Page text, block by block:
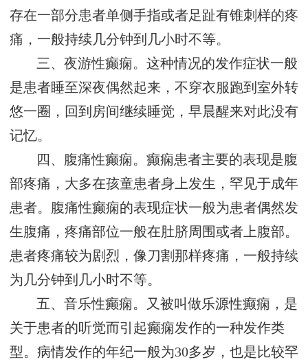
存在一部分患者单侧手指或者足趾有锥刺样的疼
痛，一般持续几分钟到几小时不等。
三、夜游性癫痫。这种情况的发作症状一般
是患者睡至深夜偶然起来，不穿衣服跑到室外转
悠一圈，回到房间继续睡觉，早晨醒来对此没有
记忆。
四、腹痛性癫痫。癫痫患者主要的表现是腹
部疼痛，大多在孩童患者身上发生，罕见于成年
患者。腹痛性癫痫的表现症状一般为患者偶然发
生腹痛，疼痛部位一般在肚脐周围或者上腹部。
患者疼痛较为剧烈，像刀割那样疼痛，一般持续
为几分钟到几小时不等。
五、音乐性癫痫。又被叫做乐源性癫痫，是
关于患者的听觉而引起癫痫发作的一种发作类
型。病情发作的年纪一般为30多岁，也是比较罕